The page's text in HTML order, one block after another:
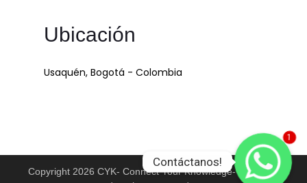
Ubicación
Usaquén, Bogotá - Colombia
Copyright 2026 CYK- Connect Your Knowledge- Todos los
1
Contáctanos!